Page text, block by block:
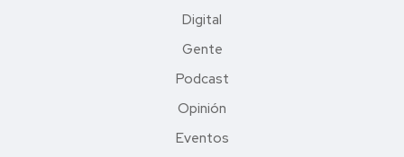
Digital
Gente
Podcast
Opinión
Eventos